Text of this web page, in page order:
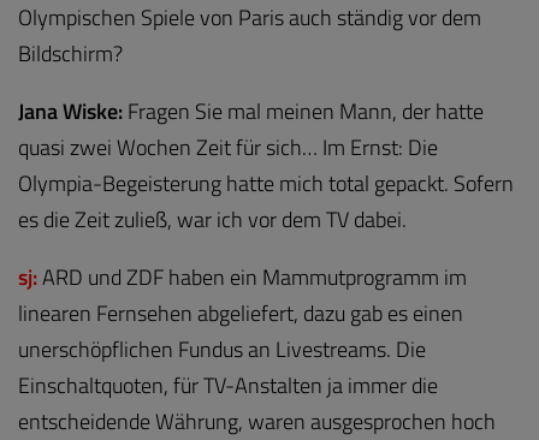
Olympischen Spiele von Paris auch ständig vor dem
Bildschirm?
Jana Wiske:Fragen Sie mal meinen Mann, der hatte
quasi zwei Wochen Zeit für sich… Im Ernst: Die
Olympia-Begeisterung hatte mich total gepackt. Sofern
es die Zeit zuließ, war ich vor dem TV dabei.
sj:ARD und ZDF haben ein Mammutprogramm im
linearen Fernsehen abgeliefert, dazu gab es einen
unerschöpflichen Fundus an Livestreams. Die
Einschaltquoten, für TV-Anstalten ja immer die
entscheidende Währung, waren ausgesprochen hoch